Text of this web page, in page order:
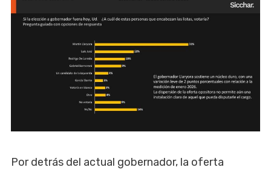
Por detrás del actual gobernador, la oferta